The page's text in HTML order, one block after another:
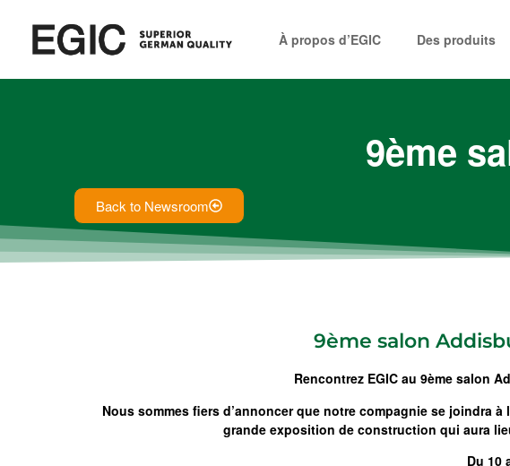
À propos d’EGIC Des produits
9ème
Back to Newsroom
9ème salon
Rencontrez EGIC au 9ème salon
Nous sommes fiers d’annoncer que notre compagnie se joindra à
grande exposition de construction qui aura
Du 10